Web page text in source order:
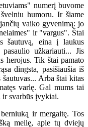
numerį buvome
humoru. Ir šiame
vaiko gyvenimą: jo
ir "vargus". Štai
šautuvą, eina į laukus
užkariauti... Jis
herojus. Tik štai pamato
dingsta, pasišiaušia iš
Arba štai kitas
varlę. Gal mums tai
ir svarbūs įvykiai.
ir mergaitę. Tos
meilę, apie tų dviejų